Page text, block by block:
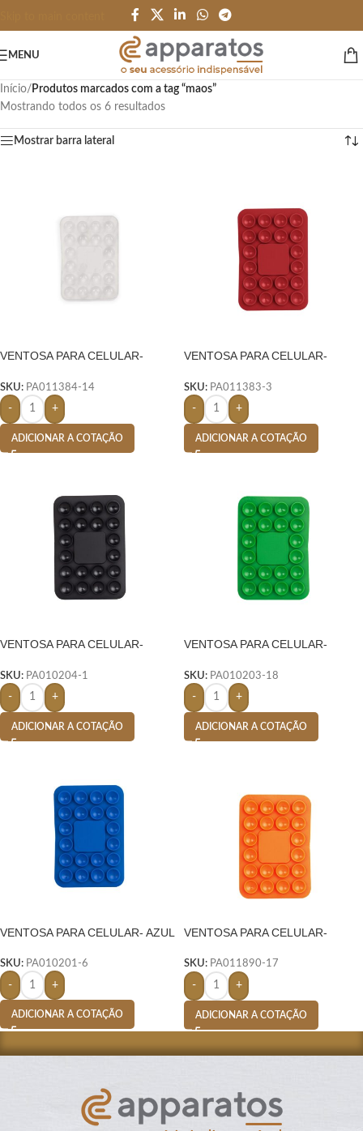
MENU
Início/ Produtos marcados com a tag “maos”
Mostrando todos os 6 resultados
Mostrar barra lateral
VENTOSA PARA CELULAR-
SKU: PA011384-14
- +
ADICIONAR A COTAÇÃO
VENTOSA PARA CELULAR-
SKU: PA011383-3
- +
ADICIONAR A COTAÇÃO
VENTOSA PARA CELULAR-
SKU: PA010204-1
- +
ADICIONAR A COTAÇÃO
VENTOSA PARA CELULAR-
SKU: PA010203-18
- +
ADICIONAR A COTAÇÃO
VENTOSA PARA CELULAR- AZUL
SKU: PA010201-6
- +
ADICIONAR A COTAÇÃO
VENTOSA PARA CELULAR-
SKU: PA011890-17
- +
ADICIONAR A COTAÇÃO